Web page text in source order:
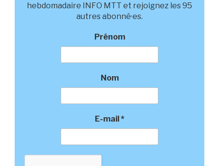
hebdomadaire INFO MTT et rejoignez les 95
autres abonné·es.
Prénom
Nom
E-mail*